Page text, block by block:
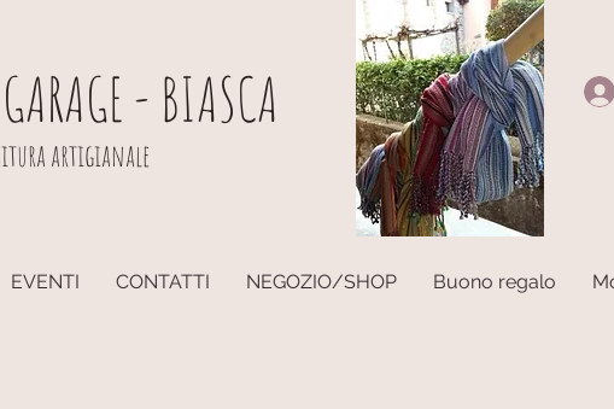
- BIASCA
artigianale
EVENTI CONTATTI NEGOZIO/SHOP Buono regalo